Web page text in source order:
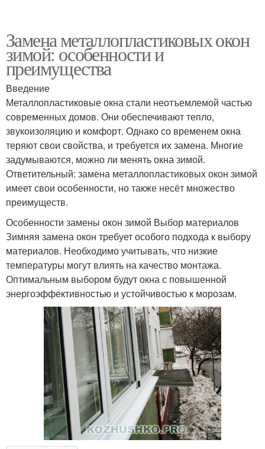
Замена металлопластиковых окон
зимой: особенности и
преимущества
Введение
Металлопластиковые окна стали неотъемлемой частью
современных домов. Они обеспечивают тепло,
звукоизоляцию и комфорт. Однако со временем окна
теряют свои свойства, и требуется их замена. Многие
задумываются, можно ли менять окна зимой.
Ответительный: замена металлопластиковых окон зимой
имеет свои особенности, но также несёт множество
преимуществ.
Особенности замены окон зимой Выбор материалов
Зимняя замена окон требует особого подхода к выбору
материалов. Необходимо учитывать, что низкие
температуры могут влиять на качество монтажа.
Оптимальным выбором будут окна с повышенной
энергоэффективностью и устойчивостью к морозам.